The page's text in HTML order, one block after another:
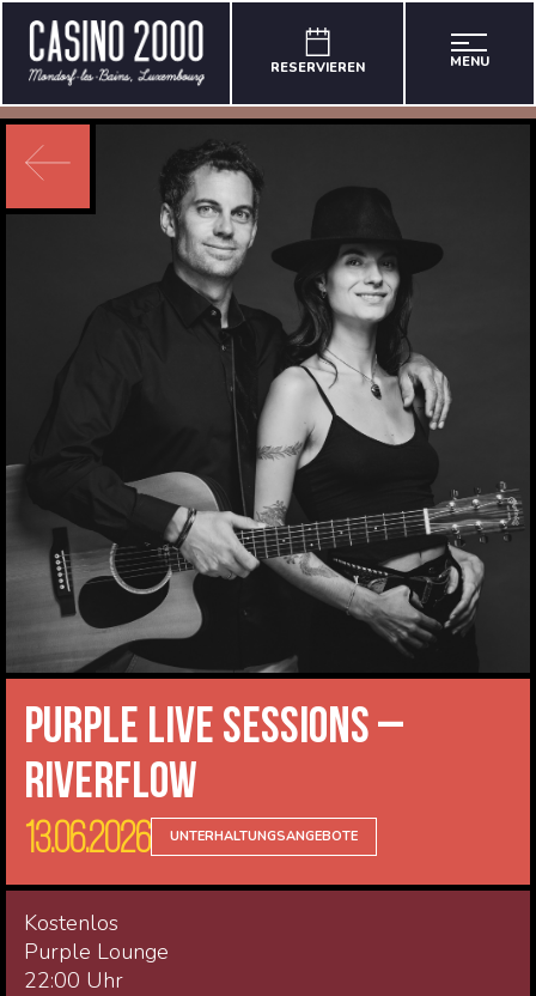
RESERVIEREN MENU
Purple Live Sessions –
Riverflow
13.06.2026 UNTERHALTUNGSANGEBOTE
Kostenlos
Purple Lounge
22:00 Uhr